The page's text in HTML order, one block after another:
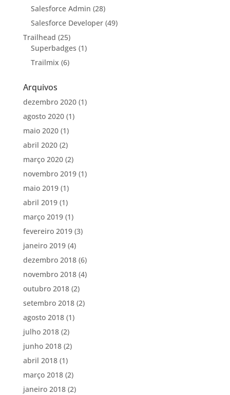
Salesforce Admin (28)
Salesforce Developer(49)
Trailhead (25)
Superbadges (1)
Trailmix (6)
Arquivos
dezembro 2020(1)
agosto 2020(1)
maio 2020(1)
abril 2020(2)
março 2020(2)
novembro 2019(1)
maio 2019(1)
abril 2019(1)
março 2019(1)
fevereiro 2019(3)
janeiro 2019(4)
dezembro 2018(6)
novembro 2018(4)
outubro 2018(2)
setembro 2018(2)
agosto 2018(1)
julho 2018(2)
junho 2018(2)
abril 2018(1)
março 2018(2)
janeiro 2018(2)